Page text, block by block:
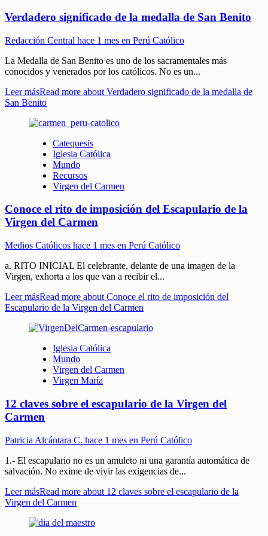
Verdadero significado de la medalla de San Benito
Redacción Central hace 1 mes en Perú Católico
La Medalla de San Benito es uno de los sacramentales más
conocidos y venerados por los católicos. No es un...
Leer másRead more about Verdadero significado de la medalla de
San Benito
Catequesis
Iglesia Católica
Mundo
Recursos
Virgen del Carmen
Conoce el rito de imposición del Escapulario de la
Virgen del Carmen
Medios Católicos hace 1 mes en Perú Católico
a. RITO INICIAL El celebrante, delante de una imagen de la
Virgen, exhorta a los que van a recibir el...
Leer másRead more about Conoce el rito de imposición del
Escapulario de la Virgen del Carmen
Iglesia Católica
Mundo
Virgen del Carmen
Virgen María
12 claves sobre el escapulario de la Virgen del
Carmen
Patricia Alcántara C. hace 1 mes en Perú Católico
1.- El escapulario no es un amuleto ni una garantía automática de
salvación. No exime de vivir las exigencias de...
Leer másRead more about 12 claves sobre el escapulario de la
Virgen del Carmen